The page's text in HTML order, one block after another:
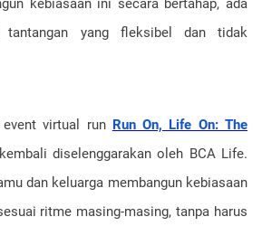
kebiasaan ini secara bertahap, ada
yang fleksibel dan tidak
virtual run Run On, Life On: The
diselenggarakan oleh BCA Life.
dan keluarga membangun kebiasaan
ritme masing-masing, tanpa harus